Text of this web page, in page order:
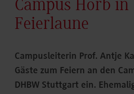
Campus Horb in
Feierlaune
Campusleiterin Prof. Antje
Gäste zum Feiern an den
DHBW Stuttgart ein.